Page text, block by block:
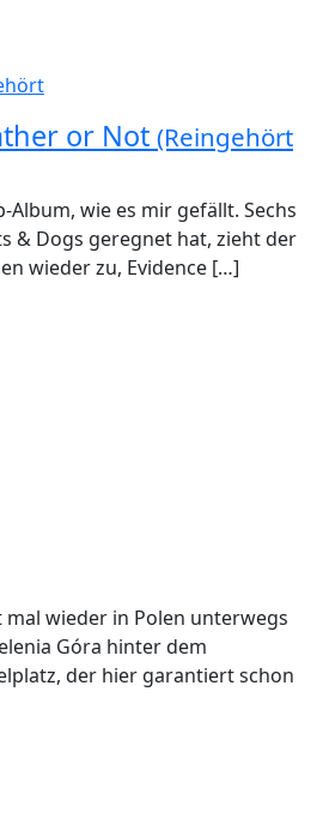
or Not (Reingehört
Album, wie es mir gefällt. Sechs
& Dogs geregnet hat, zieht der
wieder zu, Evidence […]
wieder in Polen unterwegs
Góra hinter dem
der hier garantiert schon